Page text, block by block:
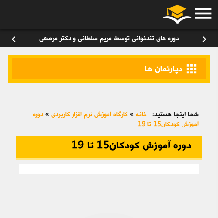
menu
chevron_right دوره های تندخوانی توسط مریم سلطانی و دکتر مرصعی chevron_left
apps دپارتمان ها
شما اینجا هستید: خانه » کارگاه آموزش نرم افزار کاربردی » دوره
آموزش کودکان15 تا 19
دوره آموزش کودکان15 تا 19